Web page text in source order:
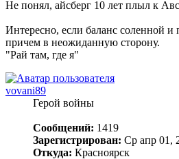
Не понял, айсберг 10 лет плыл к
Интересно, если баланс соленной и
причем в неожиданную сторону.
"Рай там, где я"
vovani89
Герой войны
Сообщений: 1419
Зарегистрирован: Ср апр 01,
Откуда: Красноярск